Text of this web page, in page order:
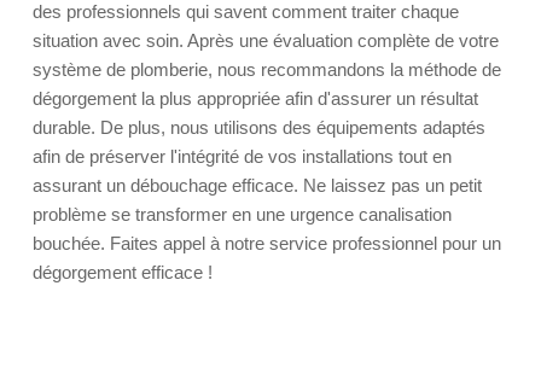
des professionnels qui savent comment traiter chaque
situation avec soin. Après une évaluation complète de votre
système de plomberie, nous recommandons la méthode de
dégorgement la plus appropriée afin d'assurer un résultat
durable. De plus, nous utilisons des équipements adaptés
afin de préserver l'intégrité de vos installations tout en
assurant un débouchage efficace. Ne laissez pas un petit
problème se transformer en une urgence canalisation
bouchée. Faites appel à notre service professionnel pour un
dégorgement efficace !